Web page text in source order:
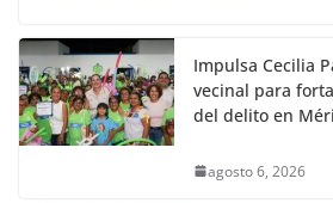
Impulsa Cecilia
vecinal para
del delito en
agosto 6, 2026